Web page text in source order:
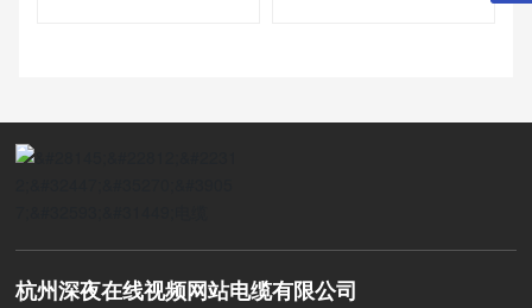
杭州深夜在线视频网站电缆有限公司